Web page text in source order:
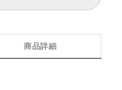
商品詳細